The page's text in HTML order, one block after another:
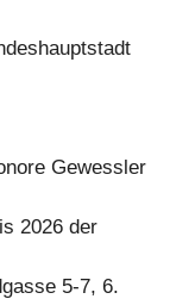
Gewessler
2026 der
5-7, 6.